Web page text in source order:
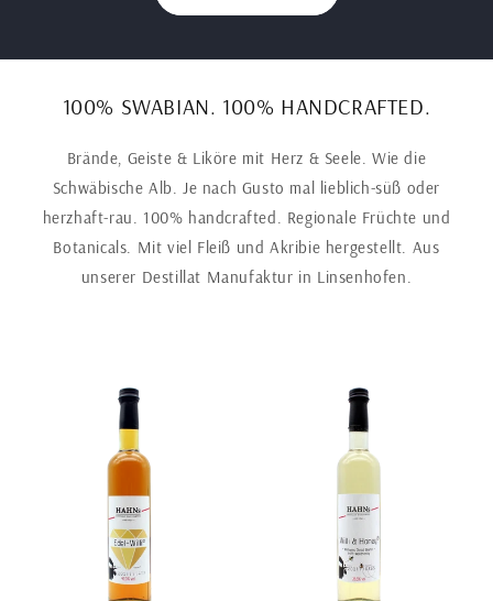
100% SWABIAN. 100% HANDCRAFTED.
Brände, Geiste & Liköre mit Herz & Seele. Wie die
Schwäbische Alb. Je nach Gusto mal lieblich-süß oder
herzhaft-rau. 100% handcrafted. Regionale Früchte und
Botanicals. Mit viel Fleiß und Akribie hergestellt. Aus
unserer Destillat Manufaktur in Linsenhofen.